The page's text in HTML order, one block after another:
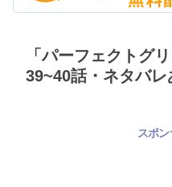
「パーフェクトグ
39~40話・ネタバレ
スポ